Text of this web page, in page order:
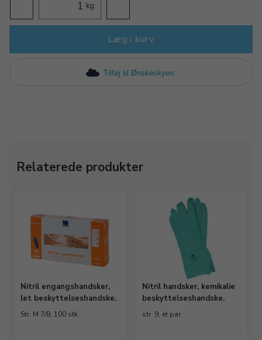
kg.
Læg i kurv
Tilføj til Ønskeskyen
Relaterede produkter
Nitril engangshandsker,
let beskyttelseshandske.
Str. M 7/8, 100 stk.
Nitril handsker, kemikalie
beskyttelseshandske.
str. 9, et par